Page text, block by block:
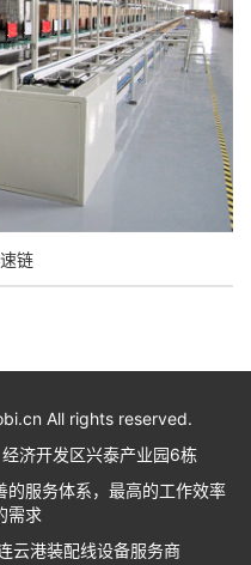
链
All rights reserved.
济开发区兴泰产业园6栋
的服务体系，最高的工作效率
需求
云港装配线设备服务商